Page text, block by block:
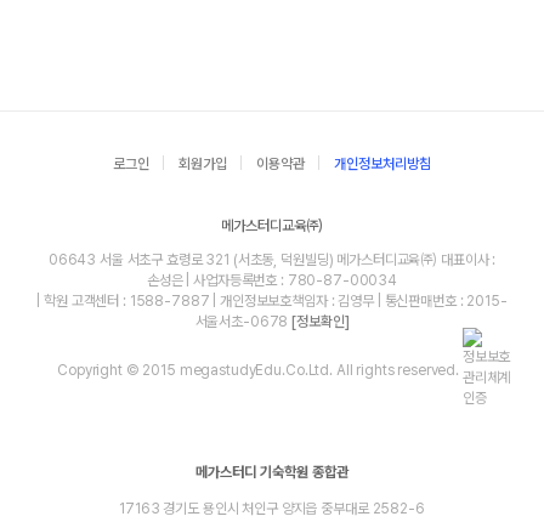
로그인 회원가입 이용약관 개인정보처리방침
메가스터디교육㈜
06643 서울 서초구 효령로 321 (서초동, 덕원빌딩) 메가스터디교육㈜ 대표이사 :
손성은 | 사업자등록번호 : 780-87-00034
| 학원 고객센터 : 1588-7887 | 개인정보보호책임자 : 김영무 | 통신판매번호 : 2015-
서울서초-0678 [정보확인]
Copyright © 2015 megastudyEdu.Co.Ltd. All rights reserved.
메가스터디 기숙학원 종합관
17163 경기도 용인시 처인구 양지읍 중부대로 2582-6